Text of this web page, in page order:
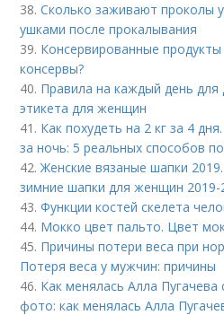
38.Сколько заживают проколы
ушками после прокалывания
39. Консервированные
консервы?
40. Правила на каждый день для
этикета для женщин
41. Как похудеть на 2 кг за 4
за ночь: 5 реальных способов
42.Женские вязаные шапки
зимние шапки для женщин 2019-
43.Функции костей скелета
44. Мокко цвет пальто. Цвет
45. Причины потери веса при
Потеря веса у мужчин: причины
46. Как менялась Алла
фото: как менялась Алла